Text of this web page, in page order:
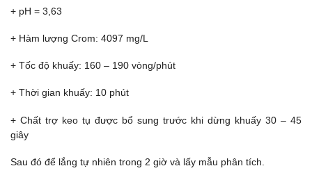
+ pH = 3,63
+ Hàm lượng Crom: 4097 mg/L
+ Tốc độ khuấy: 160 – 190 vòng/phút
+ Thời gian khuấy: 10 phút
+ Chất trợ keo tụ được bổ sung trước khi dừng khuấy 30 – 45
giây
Sau đó để lắng tự nhiên trong 2 giờ và lấy mẫu phân tích.